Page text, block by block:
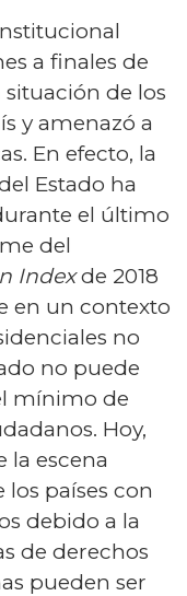
a finales de
situación de los
y amenazó a
En efecto, la
Estado ha
el último
del
Indexde 2018
en un contexto
no
no puede
mínimo de
Hoy,
la escena
países con
debido a la
de derechos
pueden ser